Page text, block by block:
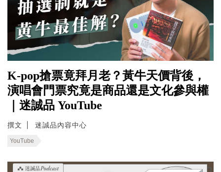
K-pop搶票竟拜月老？黃牛天價背後，
演唱會門票究竟是商品還是文化參與權
｜迷誠品 YouTube
撰文 迷誠品內容中心
YouTube